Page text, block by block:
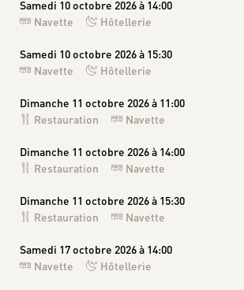
Samedi 10 octobre 2026 à 14:00
Navette
Hôtellerie
Samedi 10 octobre 2026 à 15:30
Navette
Hôtellerie
Dimanche 11 octobre 2026 à 11:00
Restauration
Navette
Dimanche 11 octobre 2026 à 14:00
Restauration
Navette
Dimanche 11 octobre 2026 à 15:30
Restauration
Navette
Samedi 17 octobre 2026 à 14:00
Navette
Hôtellerie